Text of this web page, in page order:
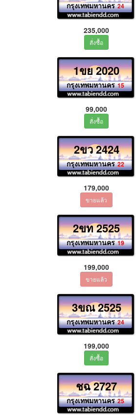
กรุงเทพมหานคร 24
235,000
1ขย 2020
กรุงเทพมหานคร 15
99,000
2ขว 2424
กรุงเทพมหานคร 22
179,000
2ขท 2525
กรุงเทพมหานคร 19
199,000
3ขณ 2525
กรุงเทพมหานคร 24
199,000
ชฉ 2727
กรุงเทพมหานคร 25